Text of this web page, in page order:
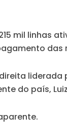
mil linhas
das
do país,